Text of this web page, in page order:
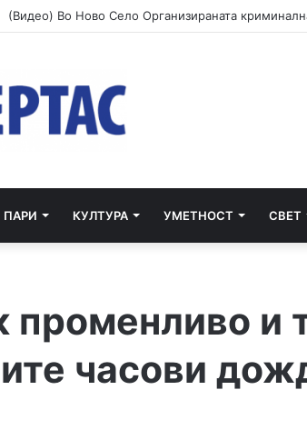
ПАРИ КУЛТУРА УМЕТНОСТ СВЕТ
променливо и
часови